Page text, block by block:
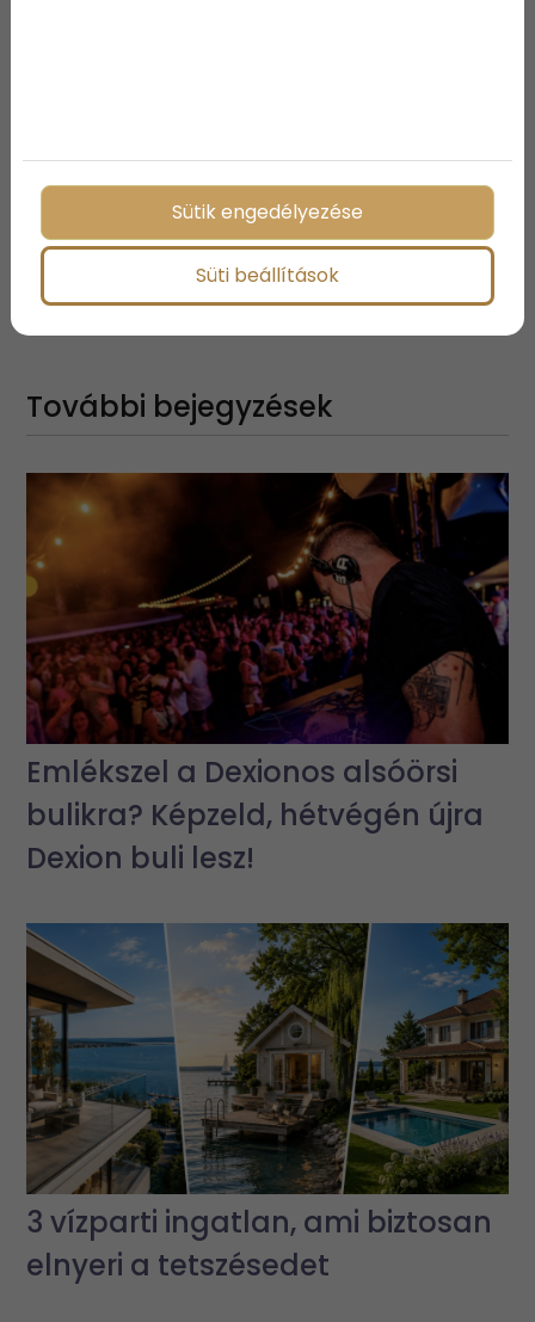
Megosztás:
További bejegyzések
Emlékszel a Dexionos alsóörsi
bulikra? Képzeld, hétvégén újra
Dexion buli lesz!
3 vízparti ingatlan, ami biztosan
elnyeri a tetszésedet
Sütik engedélyezése
Süti beállítások